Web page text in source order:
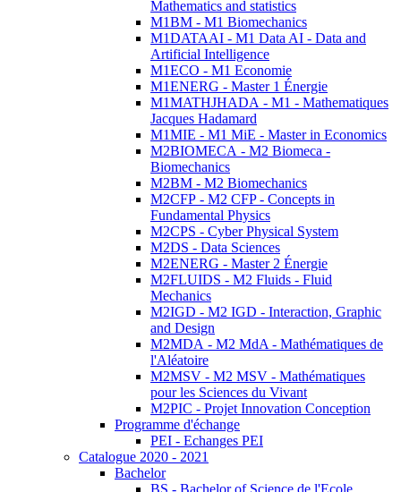
Mathematics and statistics
M1BM - M1 Biomechanics
M1DATAAI - M1 Data AI - Data and
Artificial Intelligence
M1ECO - M1 Economie
M1ENERG - Master 1 Énergie
M1MATHJHADA - M1 - Mathematiques
Jacques Hadamard
M1MIE - M1 MiE - Master in Economics
M2BIOMECA - M2 Biomeca -
Biomechanics
M2BM - M2 Biomechanics
M2CFP - M2 CFP - Concepts in
Fundamental Physics
M2CPS - Cyber Physical System
M2DS - Data Sciences
M2ENERG - Master 2 Énergie
M2FLUIDS - M2 Fluids - Fluid
Mechanics
M2IGD - M2 IGD - Interaction, Graphic
and Design
M2MDA - M2 MdA - Mathématiques de
l'Aléatoire
M2MSV - M2 MSV - Mathématiques
pour les Sciences du Vivant
M2PIC - Projet Innovation Conception
Programme d'échange
PEI - Echanges PEI
Catalogue 2020 - 2021
Bachelor
BS - Bachelor of Science de l'Ecole